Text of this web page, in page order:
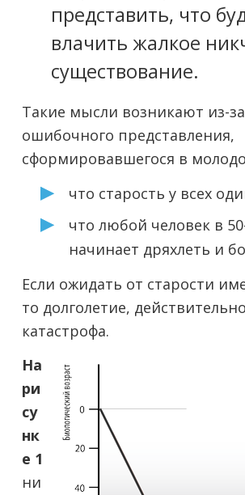
представить, что
влачить жалкое
существование.
Такие мысли возникают из-за
ошибочного представления,
сформировавшегося в
что старость у всех
что любой человек в
начинает дряхлеть и
Если ожидать от старости
то долголетие,
катастрофа.
На
ри
су
нк
е 1
ни